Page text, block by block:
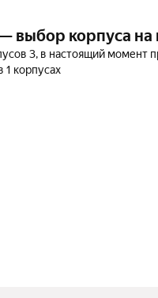
выбор корпуса на
3, в настоящий момент
1 корпусах